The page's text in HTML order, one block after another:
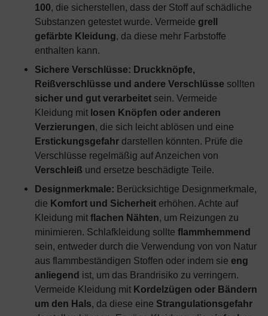
100, die sicherstellen, dass der Stoff auf schädliche
Substanzen getestet wurde. Vermeide grell
gefärbte Kleidung, da diese mehr Farbstoffe
enthalten kann.
Sichere Verschlüsse: Druckknöpfe,
Reißverschlüsse und andere Verschlüsse sollten
sicher und gut verarbeitet sein. Vermeide
Kleidung mit losen Knöpfen oder anderen
Verzierungen, die sich leicht ablösen und eine
Erstickungsgefahr darstellen könnten. Prüfe die
Verschlüsse regelmäßig auf Anzeichen von
Verschleiß und ersetze beschädigte Teile.
Designmerkmale: Berücksichtige Designmerkmale,
die Komfort und Sicherheit erhöhen. Achte auf
Kleidung mit flachen Nähten, um Reizungen zu
minimieren. Schlafkleidung sollte flammhemmend
sein, entweder durch die Verwendung von von Natur
aus flammbeständigen Stoffen oder indem sie eng
anliegend ist, um das Brandrisiko zu verringern.
Vermeide Kleidung mit Kordelzügen oder Bändern
um den Hals, da diese eine Strangulationsgefahr